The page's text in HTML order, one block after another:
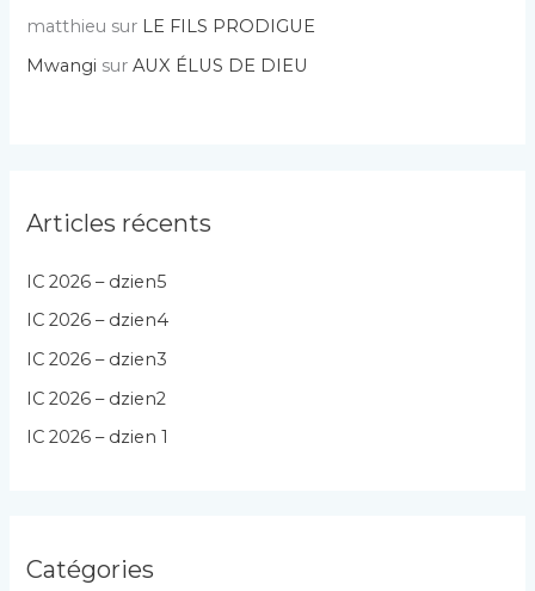
matthieu sur LE FILS PRODIGUE
Mwangi surAUX ÉLUS DE DIEU
Articles récents
IC 2026 – dzien5
IC 2026 – dzien4
IC 2026 – dzien3
IC 2026 – dzien2
IC 2026 – dzien 1
Catégories